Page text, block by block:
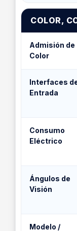
COLOR,
Admisión de
Color
Interfaces
Entrada
Consumo
Eléctrico
Ángulos de
Visión
Modelo /